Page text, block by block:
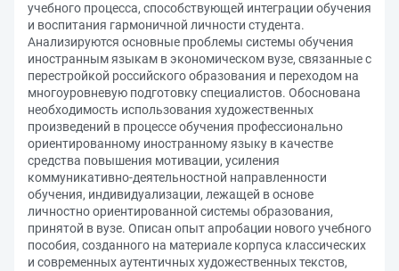
учебного процесса, способствующей интеграции обучения
и воспитания гармоничной личности студента.
Анализируются основные проблемы системы обучения
иностранным языкам в экономическом вузе, связанные с
перестройкой российского образования и переходом на
многоуровневую подготовку специалистов. Обоснована
необходимость использования художественных
произведений в процессе обучения профессионально
ориентированному иностранному языку в качестве
средства повышения мотивации, усиления
коммуникативно-деятельностной направленности
обучения, индивидуализации, лежащей в основе
личностно ориентированной системы образования,
принятой в вузе. Описан опыт апробации нового учебного
пособия, созданного на материале корпуса классических
и современных аутентичных художественных текстов,